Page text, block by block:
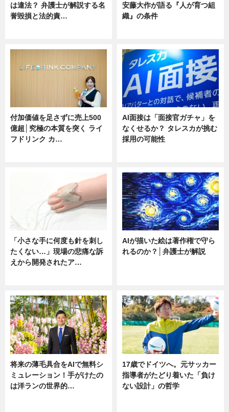
は違法？ 弁護士が解説する名
誉毀損と法的責…
安藤大作が語る『人が育つ組
織』の条件
付加価値を足さずに売上500
億超│究極の本質を突く ライ
フドリンク カ…
AI面接は「面接官ガチャ」を
なくせるか？ タレスカが挑む
採用の可能性
「小さな手に何度も針を刺し
たくない…」現場の悲痛な訴
えから開発されたア…
AIが描いた絵は著作権で守ら
れるのか？│弁護士が解説
将来の薄毛具合をAIで無料シ
ミュレーション！手がけたの
は洋ランの世界的…
17歳でドイツへ。元サッカー
指導者がたどり着いた「負け
ない設計」の哲学